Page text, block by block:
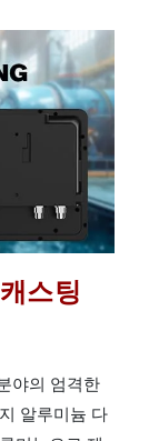
스팅
야의 엄격한
알루미늄 다